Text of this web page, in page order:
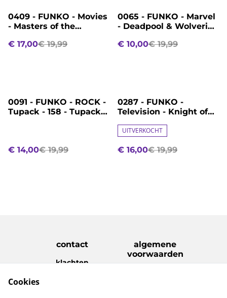
%
0409 - FUNKO - Movies
- Masters of the
€ 17,00€ 19,99
%
0065 - FUNKO - Marvel
- Deadpool & Wolverine
€ 10,00€ 19,99
%
0091 - FUNKO - ROCK -
Tupack - 158 - Tupack
€ 14,00€ 19,99
%
0287 - FUNKO -
Television - Knight of
1899 - Egg
UITVERKOCHT
€ 16,00€ 19,99
contact
klachten
algemene
voorwaarden
Cookies